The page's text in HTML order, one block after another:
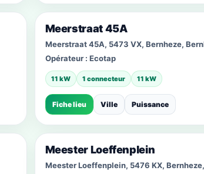
Meerstraat 45A
Meerstraat 45A, 5473 VX, Bernheze,
Opérateur : Ecotap
11 kW 1 connecteur 11 kW
Fiche lieu Ville Puissance
Meester Loeffenplein
Meester Loeffenplein, 5476 KX,